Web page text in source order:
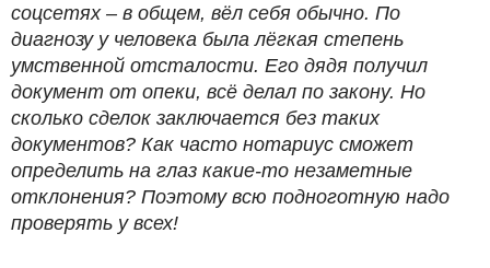
соцсетях – в общем, вёл себя обычно. По
диагнозу у человека была лёгкая степень
умственной отсталости. Его дядя получил
документ от опеки, всё делал по закону. Но
сколько сделок заключается без таких
документов? Как часто нотариус сможет
определить на глаз какие-то незаметные
отклонения? Поэтому всю подноготную надо
проверять у всех!